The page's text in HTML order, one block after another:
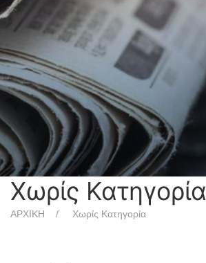
Χωρίς Κατηγορία
ΑΡΧΙΚΗ Χωρίς Κατηγορία